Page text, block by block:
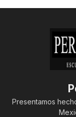
Presentamos